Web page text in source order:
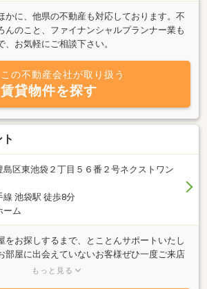
かに、他県の不動産も対応しております。不
んのこと、ファイナンシャルプランナー業も
お気軽にご相談下さい。
この不動産会社が取り扱う
賃貸物件を探す
島区東池袋２丁目５６番２号ネクストワン
線 池袋駅 徒歩8分
ーム
をお探しするまで、とことんサポートいたし
部屋に出会えていないお客様ぜひ一度ご来店
数と親身にアドバイスのできるベテラン男女
もっと見る